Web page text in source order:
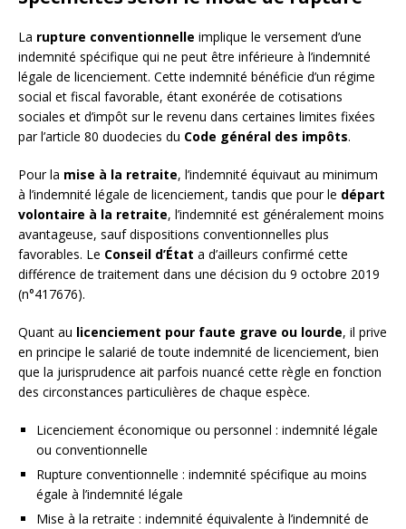
La rupture conventionnelle implique le versement d’une
indemnité spécifique qui ne peut être inférieure à l’indemnité
légale de licenciement. Cette indemnité bénéficie d’un régime
social et fiscal favorable, étant exonérée de cotisations
sociales et d’impôt sur le revenu dans certaines limites fixées
par l’article 80 duodecies du Code général des impôts.
Pour la mise à la retraite, l’indemnité équivaut au minimum
à l’indemnité légale de licenciement, tandis que pour le départ
volontaire à la retraite, l’indemnité est généralement moins
avantageuse, sauf dispositions conventionnelles plus
favorables. Le Conseil d’État a d’ailleurs confirmé cette
différence de traitement dans une décision du 9 octobre 2019
(n°417676).
Quant au licenciement pour faute grave ou lourde, il prive
en principe le salarié de toute indemnité de licenciement, bien
que la jurisprudence ait parfois nuancé cette règle en fonction
des circonstances particulières de chaque espèce.
Licenciement économique ou personnel : indemnité légale
ou conventionnelle
Rupture conventionnelle : indemnité spécifique au moins
égale à l’indemnité légale
Mise à la retraite : indemnité équivalente à l’indemnité de